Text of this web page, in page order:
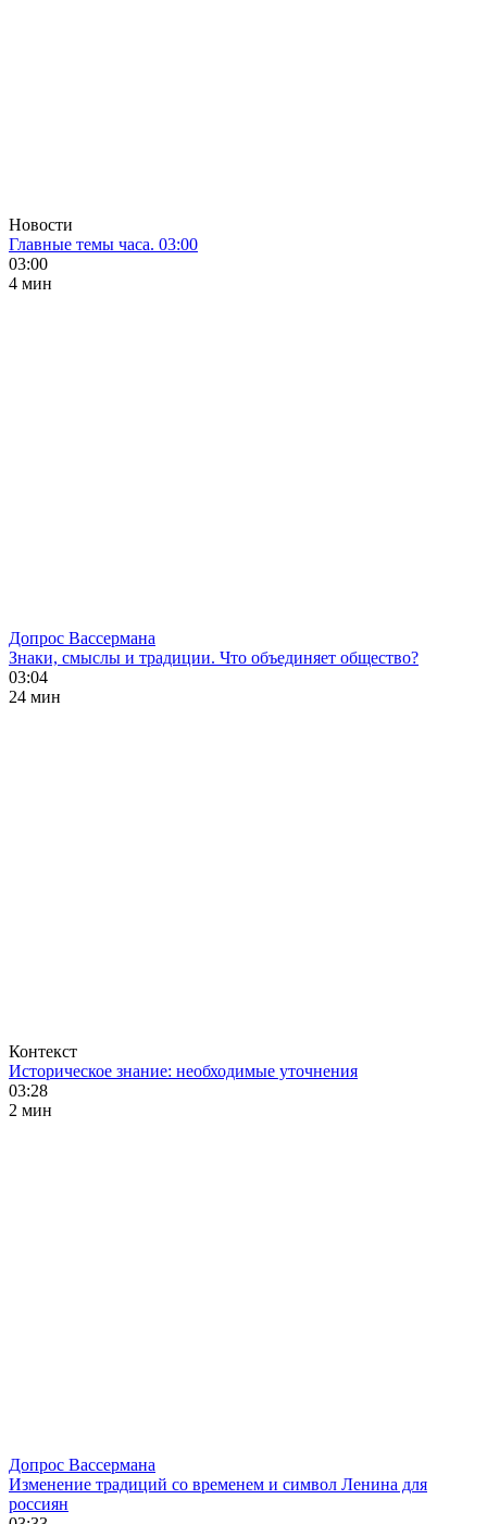
Новости
Главные темы часа. 03:00
03:00
4 мин
Допрос Вассермана
Знаки, смыслы и традиции. Что объединяет общество?
03:04
24 мин
Контекст
Историческое знание: необходимые уточнения
03:28
2 мин
Допрос Вассермана
Изменение традиций со временем и символ Ленина для
россиян